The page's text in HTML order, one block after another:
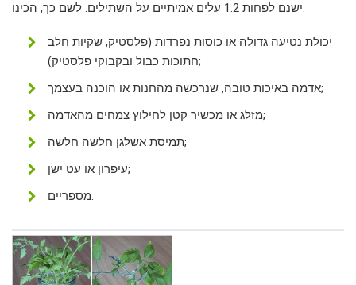
ישנם לפחות 1.2 עלים אמיתיים על השתילים. לשם כך, הכינו:
יכולת נטיעה גדולה או כוסות נפרדות (פלסטיק, שקיות חלב
חתוכות כבול ובקבוקי פלסטיק);
אדמה באיכות טובה, שנרכשה מהחנות או הוכנה בעצמך;
מזלג או מכשיר קטן לחילוץ צמחים מהאדמה;
תמיסת אשלגן חלשה חלשה;
עיפרון או עט ישן;
מספריים.